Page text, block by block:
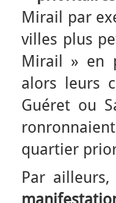
Mirail par
villes plus
Mirail » en
alors leurs
Guéret ou
quartier
Par